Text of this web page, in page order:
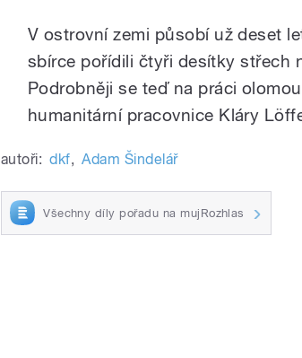
V ostrovní zemi působí už deset
sbírce pořídili čtyři desítky střech
Podrobněji se teď na práci
humanitární pracovnice Kláry
autoři: dkf, Adam Šindelář
Všechny díly pořadu na mujRozhlas